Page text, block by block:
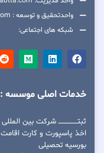
واحدتحقیق و توسعه : backend@sabtta.com
شبکه های اجتماعی:
خدمات اصلی موسسه :
ثبتــــــــــــــــ شرکت بین المللی
اخذ پاسپورت و کارت اقامت
بورسیه تحصیلی